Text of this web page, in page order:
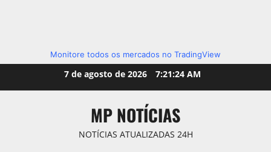
Monitore todos os mercados no TradingView
7 de agosto de 2026 7:21:26 AM
MP NOTÍCIAS
NOTÍCIAS ATUALIZADAS 24H